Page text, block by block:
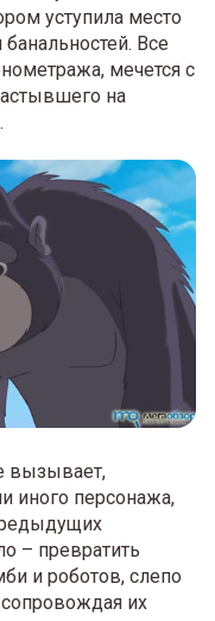
уступила место
Все
мечется с
на
вызывает,
иного персонажа,
– превратить
и роботов, слепо
их